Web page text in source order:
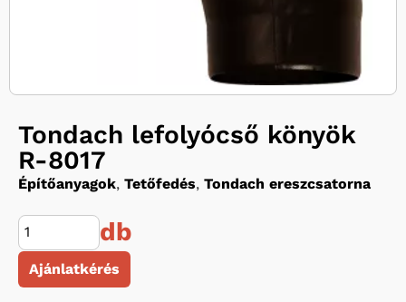
Tondach lefolyócső könyök
R-8017
Építőanyagok, Tetőfedés, Tondach ereszcsatorna
db
Ajánlatkérés